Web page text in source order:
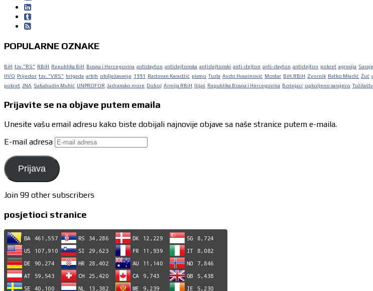
POPULARNE OZNAKE
BiH tzv."RS" RBiH Republika BiH Bosna i Hercegovina antidayton antidejtonska antidejtonski anti-dejton anti-dayton antidejton pokret agresija
HVO Prijedor tzv. "VRS" brigada arbih obilježavanje 1991 Radovan Karadžić pismo Tuzla Avdo Huseinović Mostar BiH.RBiH Zvornik Ratko Mladić Žuč
pokret JNA Sabahudin Muhić UNPROFOR Jadransko more Doboj Armija RBiH Ilijaš Republika Bosna i Hercegovina Bošnjaci opkoljeno sarajevo
Prijavite se na objave putem emaila
Unesite vašu email adresu kako biste dobijali najnovije objave sa naše stranice putem e-maila.
E-mail adresa
Prijava
Join 99 other subscribers
posjetioci stranice